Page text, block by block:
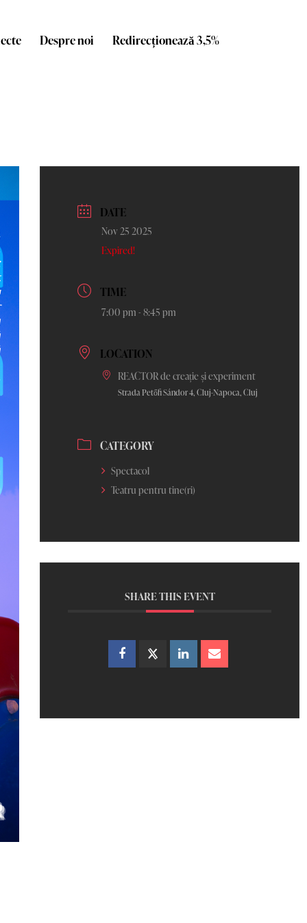
Despre noi Redirecționează 3,5%
DATE
Nov 25 2025
Expired!
TIME
7:00 pm - 8:45 pm
LOCATION
REACTOR de creație și experiment
Strada Petőfi Sándor 4, Cluj-Napoca, Cluj
CATEGORY
Spectacol
Teatru pentru tine(ri)
SHARE THIS EVENT